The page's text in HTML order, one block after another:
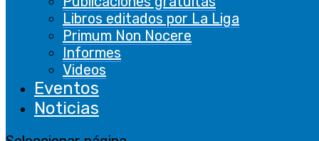
Libros editados por La Liga
Primum Non Nocere
Informes
Videos
Eventos
Noticias
Otras cookies no categorizadas son las que se
están analizando y aún no se han clasificado en
una categoría.
GUARDAR Y ACEPTAR